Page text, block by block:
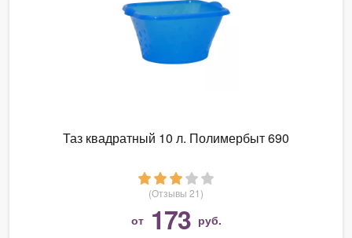
Таз квадратный 10 л. Полимербыт 690
(Отзывы 21)
от 173 руб.